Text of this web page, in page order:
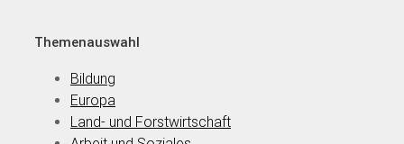
Themenauswahl
Bildung
Europa
Land- und Forstwirtschaft